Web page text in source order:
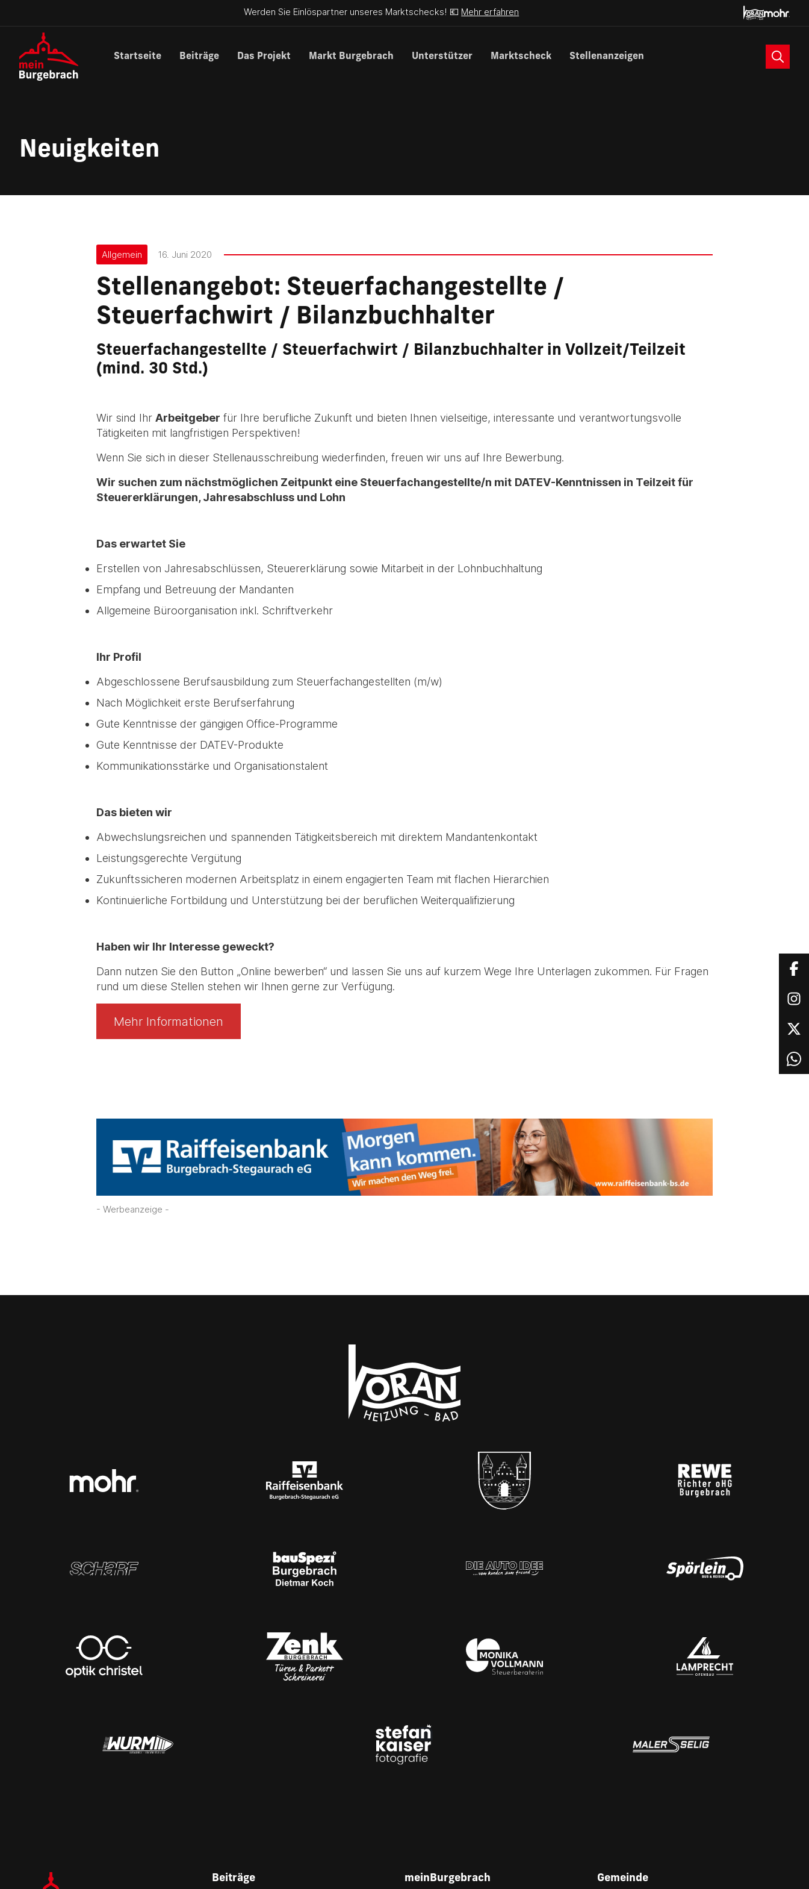
Werden Sie Einlöspartner unseres Marktschecks! 💶 Mehr erfahren
Startseite Beiträge Das Projekt Markt Burgebrach Unterstützer Marktscheck Stellenanzeigen Suche
Neuigkeiten
Allgemein 16. Juni 2020
Stellenangebot: Steuerfachangestellte /
Steuerfachwirt / Bilanzbuchhalter
Steuerfachangestellte / Steuerfachwirt / Bilanzbuchhalter in Vollzeit/Teilzeit
(mind. 30 Std.)
Wir sind Ihr Arbeitgeber für Ihre berufliche Zukunft und bieten Ihnen vielseitige, interessante und verantwortungsvolle
Tätigkeiten mit langfristigen Perspektiven!
Wenn Sie sich in dieser Stellenausschreibung wiederfinden, freuen wir uns auf Ihre Bewerbung.
Wir suchen zum nächstmöglichen Zeitpunkt eine Steuerfachangestellte/n mit DATEV-Kenntnissen in Teilzeit für
Steuererklärungen, Jahresabschluss und Lohn
Das erwartet Sie
Erstellen von Jahresabschlüssen, Steuererklärung sowie Mitarbeit in der Lohnbuchhaltung
Empfang und Betreuung der Mandanten
Allgemeine Büroorganisation inkl. Schriftverkehr
Ihr Profil
Abgeschlossene Berufsausbildung zum Steuerfachangestellten (m/w)
Nach Möglichkeit erste Berufserfahrung
Gute Kenntnisse der gängigen Office-Programme
Gute Kenntnisse der DATEV-Produkte
Kommunikationsstärke und Organisationstalent
Das bieten wir
Abwechslungsreichen und spannenden Tätigkeitsbereich mit direktem Mandantenkontakt
Leistungsgerechte Vergütung
Zukunftssicheren modernen Arbeitsplatz in einem engagierten Team mit flachen Hierarchien
Kontinuierliche Fortbildung und Unterstützung bei der beruflichen Weiterqualifizierung
Haben wir Ihr Interesse geweckt?
Dann nutzen Sie den Button „Online bewerben“ und lassen Sie uns auf kurzem Wege Ihre Unterlagen zukommen. Für Fragen
rund um diese Stellen stehen wir Ihnen gerne zur Verfügung.
Mehr Informationen
- Werbeanzeige -
Beiträge meinBurgebrach Gemeinde